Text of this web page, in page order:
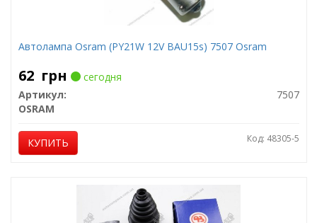
Автолампа Osram (PY21W 12V BAU15s) 7507 Osram
62 грн
сегодня
Артикул:
7507
OSRAM
КУПИТЬ Код: 48305-5